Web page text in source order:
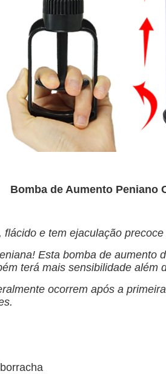
Bomba de Aumento Peniano
e tem ejaculação
Esta bomba de aumento
terá mais sensibilidade além
ocorrem após a